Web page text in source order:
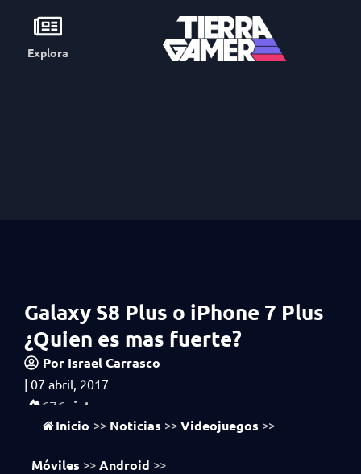
Explora
Galaxy S8 Plus o iPhone 7 Plus
¿Quien es mas fuerte?
Por Israel Carrasco
| 07 abril, 2017
676 vistas
Inicio >> Noticias >> Videojuegos >>
Móviles >> Android >>